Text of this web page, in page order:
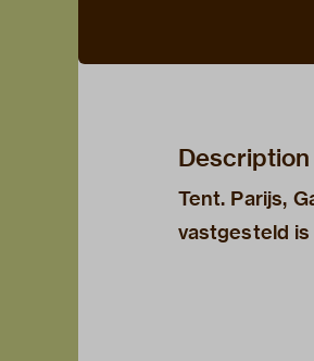
Description
Tent. Parijs,
vastgesteld